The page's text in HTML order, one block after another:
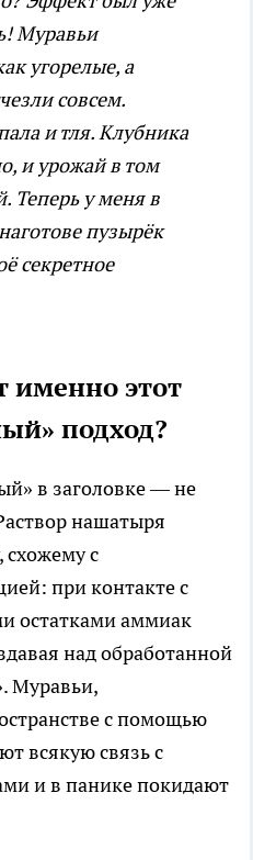
Муравьи
угорелые, а
совсем.
и тля. Клубника
и урожай в том
Теперь у меня в
пузырёк
секретное
именно этот
подход?
в заголовке — не
нашатыря
схожему с
при контакте с
остатками аммиак
над обработанной
Муравьи,
с помощью
всякую связь с
и в панике покидают